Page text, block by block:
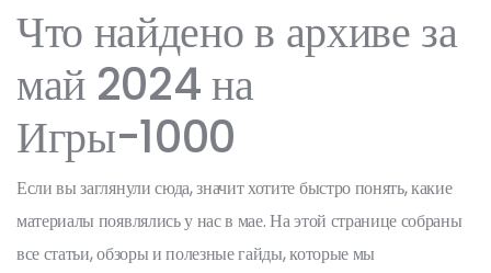
Что найдено в архиве за
май 2024 на
Игры-1000
Если вы заглянули сюда, значит хотите быстро понять, какие
материалы появлялись у нас в мае. На этой странице собраны
все статьи, обзоры и полезные гайды, которые мы